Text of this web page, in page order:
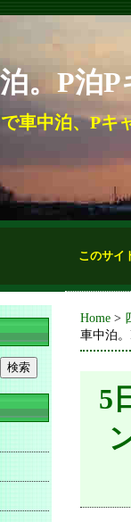
。P泊
車中泊、Pキ
このサイ
Home >
車中泊
5